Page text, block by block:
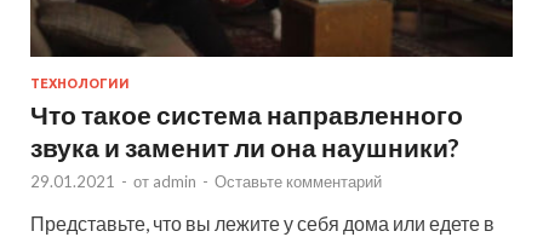
ТЕХНОЛОГИИ
Что такое система направленного
звука и заменит ли она наушники?
29.01.2021 - от admin - Оставьте комментарий
Представьте, что вы лежите у себя дома или едете в